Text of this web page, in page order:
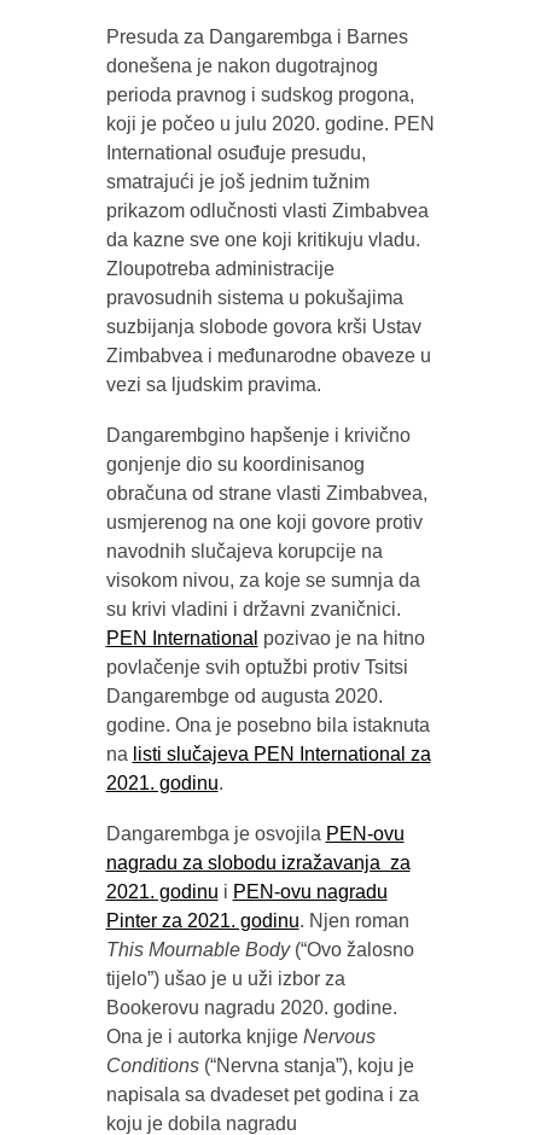
Presuda za Dangarembga i Barnes
donešena je nakon dugotrajnog
perioda pravnog i sudskog progona,
koji je počeo u julu 2020. godine. PEN
International osuđuje presudu,
smatrajući je još jednim tužnim
prikazom odlučnosti vlasti Zimbabvea
da kazne sve one koji kritikuju vladu.
Zloupotreba administracije
pravosudnih sistema u pokušajima
suzbijanja slobode govora krši Ustav
Zimbabvea i međunarodne obaveze u
vezi sa ljudskim pravima.
Dangarembgino hapšenje i krivično
gonjenje dio su koordinisanog
obračuna od strane vlasti Zimbabvea,
usmjerenog na one koji govore protiv
navodnih slučajeva korupcije na
visokom nivou, za koje se sumnja da
su krivi vladini i državni zvaničnici.
PEN International pozivao je na hitno
povlačenje svih optužbi protiv Tsitsi
Dangarembge od augusta 2020.
godine. Ona je posebno bila istaknuta
na listi slučajeva PEN International za
2021. godinu.
Dangarembga je osvojila PEN-ovu
nagradu za slobodu izražavanja za
2021. godinu i PEN-ovu nagradu
Pinter za 2021. godinu. Njen roman
This Mournable Body (“Ovo žalosno
tijelo”) ušao je u uži izbor za
Bookerovu nagradu 2020. godine.
Ona je i autorka knjige Nervous
Conditions(“Nervna stanja”), koju je
napisala sa dvadeset pet godina i za
koju je dobila nagradu